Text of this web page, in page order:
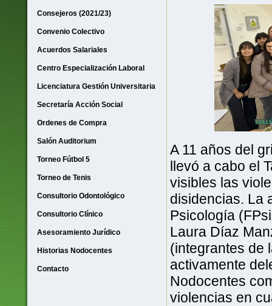
Consejeros (2021/23)
Convenio Colectivo
Acuerdos Salariales
Centro Especialización Laboral
Licenciatura Gestión Universitaria
Secretaría Acción Social
Ordenes de Compra
Salón Auditorium
Torneo Fútbol 5
Torneo de Tenis
Consultorio Odontológico
Consultorio Clínico
Asesoramiento Jurídico
Historias Nodocentes
Contacto
A 11 años del
llevó a cabo el
visibles las
disidencias. La
Psicología
Laura Díaz
(integrantes de
activamente
Nodocentes
violencias en